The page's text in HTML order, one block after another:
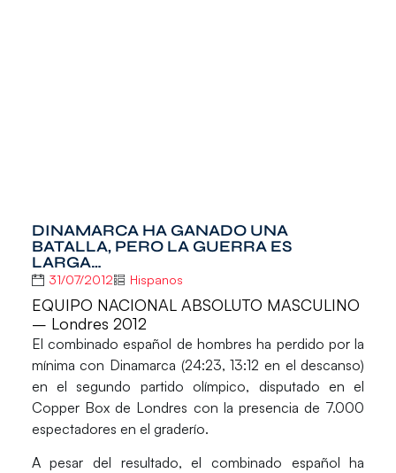
DINAMARCA HA GANADO UNA
BATALLA, PERO LA GUERRA ES
LARGA…
31/07/2012 Hispanos
EQUIPO NACIONAL ABSOLUTO MASCULINO
– Londres 2012
El combinado español de hombres ha perdido por la
mínima con Dinamarca (24:23, 13:12 en el descanso)
en el segundo partido olímpico, disputado en el
Copper Box de Londres con la presencia de 7.000
espectadores en el graderío.
A pesar del resultado, el combinado español ha